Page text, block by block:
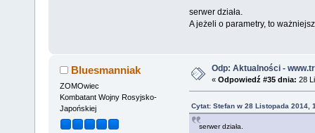
serwer działa.
A jeżeli o parametry, to
Bluesmanniak
ZOMOwiec
Kombatant Wojny Rosyjsko-
Japońskiej
Odp: Aktualności -
« Odpowiedź #35 dnia: 28
Cytat: Stefan w 28 Listopada 2014,
serwer działa.